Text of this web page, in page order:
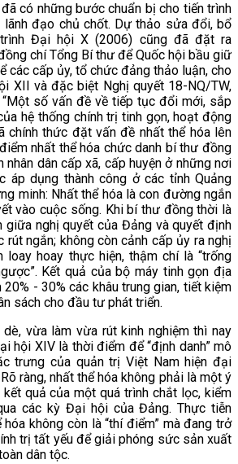
có những bước chuẩn bị cho tiến trình
lãnh đạo chủ chốt. Dự thảo sửa đổi, bổ
Đại hội X (2006) cũng đã đặt ra
chí Tổng Bí thư để Quốc hội bầu giữ
các cấp ủy, tổ chức đảng thảo luận, cho
XII và đặc biệt Nghị quyết 18-NQ/TW,
số vấn đề về tiếp tục đổi mới, sắp
hệ thống chính trị tinh gọn, hoạt động
chính thức đặt vấn đề nhất thể hóa lên
nhất thể hóa chức danh bí thư đồng
dân cấp xã, cấp huyện ở những nơi
áp dụng thành công ở các tỉnh Quảng
minh: Nhất thể hóa là con đường ngắn
vào cuộc sống. Khi bí thư đồng thời là
giữa nghị quyết của Đảng và quyết định
rút ngắn; không còn cảnh cấp ủy ra nghị
loay hoay thực hiện, thậm chí là “trống
Kết quả của bộ máy tinh gọn địa
- 30% các khâu trung gian, tiết kiệm
sách cho đầu tư phát triển.
vừa làm vừa rút kinh nghiệm thì nay
hội XIV là thời điểm để “định danh” mô
trưng của quản trị Việt Nam hiện đại
ràng, nhất thể hóa không phải là một ý
quả của một quá trình chắt lọc, kiểm
các kỳ Đại hội của Đảng. Thực tiễn
không còn là “thí điểm” mà đang trở
trị tất yếu để giải phóng sức sản xuất
dân tộc.